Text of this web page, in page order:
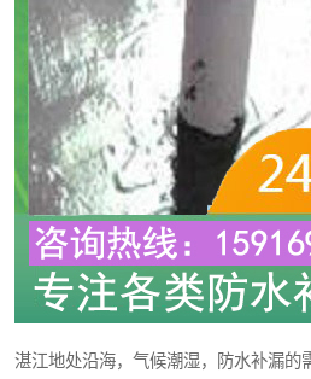
湛江地处沿海，气候潮湿，防水补漏的